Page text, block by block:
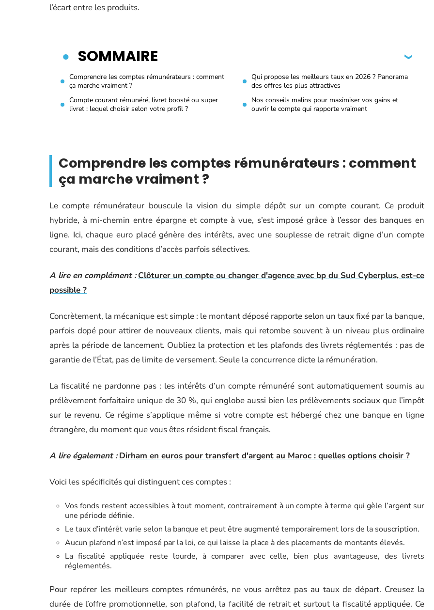
l’écart entre les produits.
SOMMAIRE
Comprendre les comptes rémunérateurs : comment
ça marche vraiment ?
Qui propose les meilleurs taux en 2026 ? Panorama
des offres les plus attractives
Compte courant rémunéré, livret boosté ou super
livret : lequel choisir selon votre profil ?
Nos conseils malins pour maximiser vos gains et
ouvrir le compte qui rapporte vraiment
Comprendre les comptes rémunérateurs : comment
ça marche vraiment ?
Le compte rémunérateur bouscule la vision du simple dépôt sur un compte courant. Ce produit
hybride, à mi-chemin entre épargne et compte à vue, s’est imposé grâce à l’essor des banques en
ligne. Ici, chaque euro placé génère des intérêts, avec une souplesse de retrait digne d’un compte
courant, mais des conditions d’accès parfois sélectives.
A lire en complément : Clôturer un compte ou changer d'agence avec bp du Sud Cyberplus, est-ce
possible ?
Concrètement, la mécanique est simple : le montant déposé rapporte selon un taux fixé par la banque,
parfois dopé pour attirer de nouveaux clients, mais qui retombe souvent à un niveau plus ordinaire
après la période de lancement. Oubliez la protection et les plafonds des livrets réglementés : pas de
garantie de l’État, pas de limite de versement. Seule la concurrence dicte la rémunération.
La fiscalité ne pardonne pas : les intérêts d’un compte rémunéré sont automatiquement soumis au
prélèvement forfaitaire unique de 30 %, qui englobe aussi bien les prélèvements sociaux que l’impôt
sur le revenu. Ce régime s’applique même si votre compte est hébergé chez une banque en ligne
étrangère, du moment que vous êtes résident fiscal français.
A lire également : Dirham en euros pour transfert d'argent au Maroc : quelles options choisir ?
Voici les spécificités qui distinguent ces comptes :
Vos fonds restent accessibles à tout moment, contrairement à un compte à terme qui gèle l’argent sur
une période définie.
Le taux d’intérêt varie selon la banque et peut être augmenté temporairement lors de la souscription.
Aucun plafond n’est imposé par la loi, ce qui laisse la place à des placements de montants élevés.
La fiscalité appliquée reste lourde, à comparer avec celle, bien plus avantageuse, des livrets
réglementés.
Pour repérer les meilleurs comptes rémunérés, ne vous arrêtez pas au taux de départ. Creusez la
durée de l’offre promotionnelle, son plafond, la facilité de retrait et surtout la fiscalité appliquée. Ce